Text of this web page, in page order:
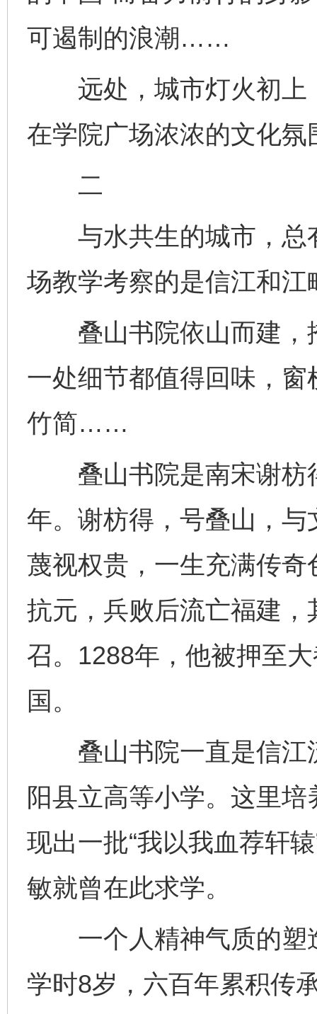
可遏制的浪潮……
远处，城市灯火初上
在学院广场浓浓的文化氛
二
与水共生的城市，总
场教学考察的是信江和江
叠山书院依山而建，
一处细节都值得回味，
竹简……
叠山书院是南宋谢枋
年。谢枋得，号叠山，
蔑视权贵，一生充满传
抗元，兵败后流亡福建
召。1288年，他被押至
国。
叠山书院一直是信江
阳县立高等小学。这里
现出一批“我以我血荐轩
敏就曾在此求学。
一个人精神气质的塑
学时8岁，六百年累积传